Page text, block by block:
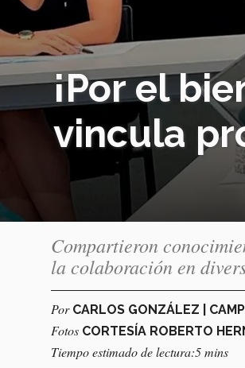
¡Por el
vincula
Compartieron
la colaboración en
Por CARLOS GONZÁLEZ |
Fotos CORTESÍA ROBERTO
Tiempo estimado de lectura:5 mins